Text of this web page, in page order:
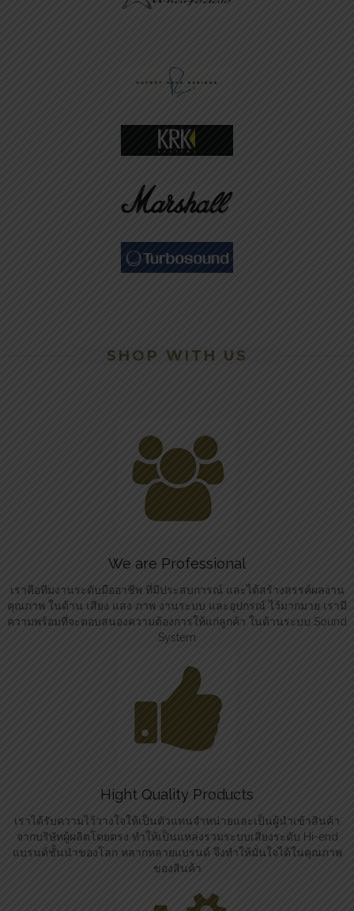
SHOP WITH US
We are Professional
เราคือทีมงานระดับมืออาชีพ ที่มีประสบการณ์ และได้สร้างสรรค์ผลงาน
คุณภาพ ในด้าน เสียง แสง ภาพ งานระบบ และอุปกรณ์ ไว้มากมาย เรามี
ความพร้อมที่จะตอบสนองความต้องการให้แก่ลูกค้า ในด้านระบบ Sound
System
Hight Quality Products
เราได้รับความไว้วางใจให้เป็นตัวแทนจำหน่ายและเป็นผู้นำเข้าสินค้า
จากบริษัทผู้ผลิตโดยตรง ทำให้เป็นแหล่งรวมระบบเสียงระดับ Hi-end
แบรนด์ชั้นนำของโลก หลากหลายแบรนด์ จึงทำให้มั่นใจได้ในคุณภาพ
ของสินค้า